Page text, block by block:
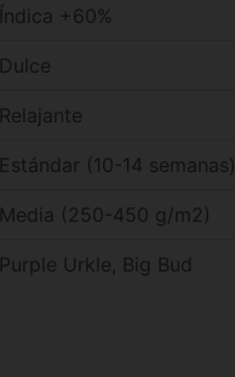
Índica +60%
Dulce
Relajante
Estándar (10-14 semanas)
Media (250-450 g/m2)
Purple Urkle, Big Bud